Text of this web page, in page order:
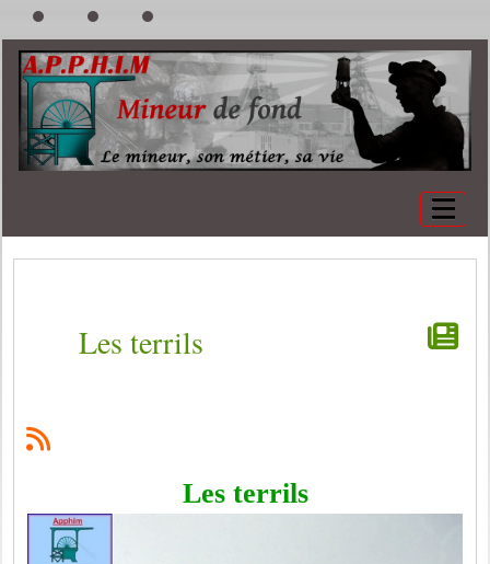
Les terrils
Les terrils